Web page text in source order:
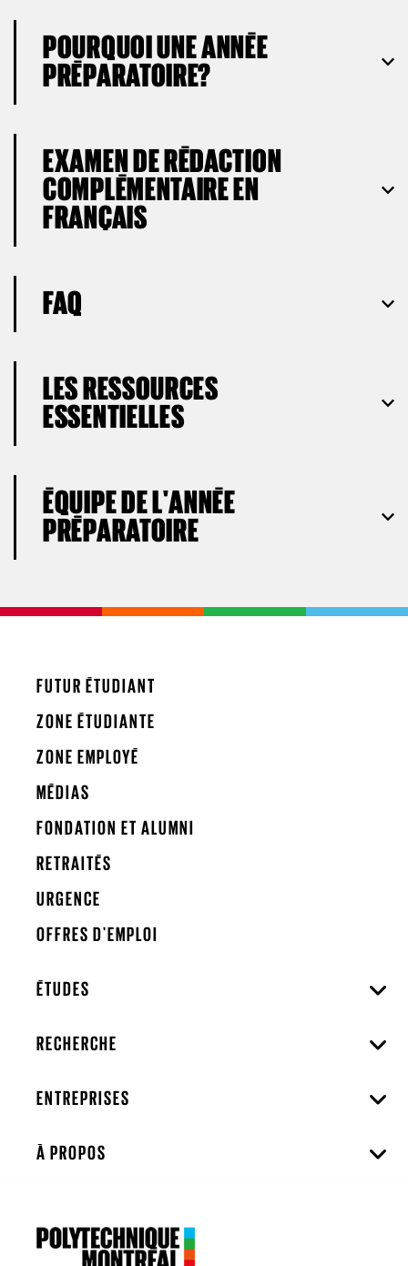
POURQUOI UNE ANNÉE
PRÉPARATOIRE?
EXAMEN DE RÉDACTION
COMPLÉMENTAIRE EN
FRANÇAIS
FAQ
LES RESSOURCES
ESSENTIELLES
ÉQUIPE DE L'ANNÉE
PRÉPARATOIRE
FUTUR ÉTUDIANT
ZONE ÉTUDIANTE
ZONE EMPLOYÉ
MÉDIAS
FONDATION ET ALUMNI
RETRAITÉS
URGENCE
OFFRES D'EMPLOI
ÉTUDES
RECHERCHE
ENTREPRISES
À PROPOS